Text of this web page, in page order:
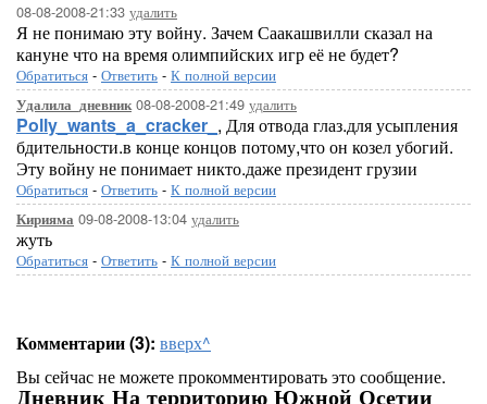
08-08-2008-21:33 удалить
Я не понимаю эту войну. Зачем Саакашвилли сказал на
кануне что на время олимпийских игр её не будет?
Обратиться - Ответить - К полной версии
Удалила_дневник08-08-2008-21:49 удалить
Polly_wants_a_cracker_ , Для отвода глаз.для усыпления
бдительности.в конце концов потому,что он козел убогий.
Эту войну не понимает никто.даже президент грузии
Обратиться - Ответить - К полной версии
Кирияма 09-08-2008-13:04 удалить
жуть
Обратиться - Ответить - К полной версии
Комментарии (3): вверх^
Вы сейчас не можете прокомментировать это сообщение.
Дневник На территорию Южной Осетии